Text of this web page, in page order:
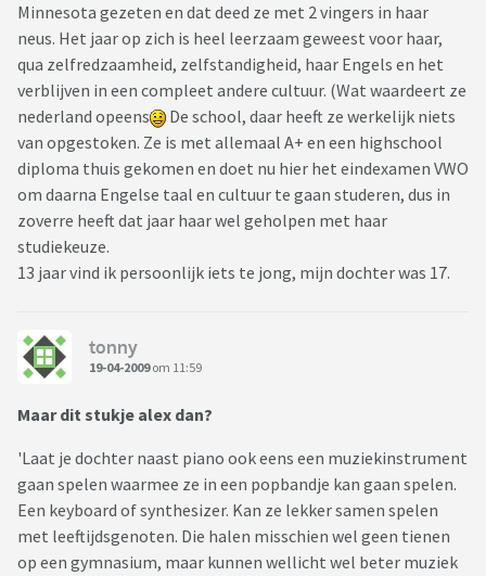
Minnesota gezeten en dat deed ze met 2 vingers in haar
neus. Het jaar op zich is heel leerzaam geweest voor haar,
qua zelfredzaamheid, zelfstandigheid, haar Engels en het
verblijven in een compleet andere cultuur. (Wat waardeert ze
nederland opeens
De school, daar heeft ze werkelijk niets
van opgestoken. Ze is met allemaal A+ en een highschool
diploma thuis gekomen en doet nu hier het eindexamen VWO
om daarna Engelse taal en cultuur te gaan studeren, dus in
zoverre heeft dat jaar haar wel geholpen met haar
studiekeuze.
13 jaar vind ik persoonlijk iets te jong, mijn dochter was 17.
tonny
19-04-2009om 11:59
Maar dit stukje alex dan?
'Laat je dochter naast piano ook eens een muziekinstrument
gaan spelen waarmee ze in een popbandje kan gaan spelen.
Een keyboard of synthesizer. Kan ze lekker samen spelen
met leeftijdsgenoten. Die halen misschien wel geen tienen
op een gymnasium, maar kunnen wellicht wel beter muziek